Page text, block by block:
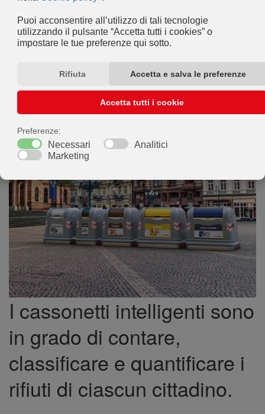
produttivo.
I cassonetti intelligenti sono
in grado di contare,
classificare e quantificare i
rifiuti di ciascun cittadino.